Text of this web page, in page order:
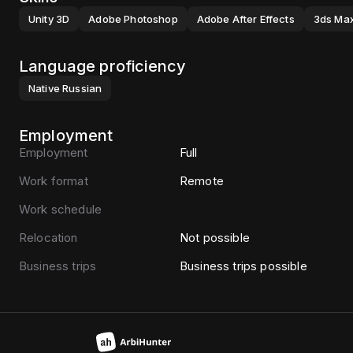
Unity 3D Adobe Photoshop Adobe After Effects 3ds
Language proficiency
Native Russian
Employment
Employment
Full
Work format
Remote
Work schedule
Relocation
Not possible
Business trips
Business trips possible